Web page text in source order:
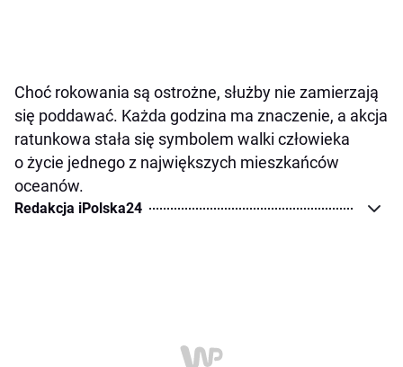
Choć rokowania są ostrożne, służby nie zamierzają
się poddawać. Każda godzina ma znaczenie, a akcja
ratunkowa stała się symbolem walki człowieka
o życie jednego z największych mieszkańców
oceanów.
Redakcja iPolska24